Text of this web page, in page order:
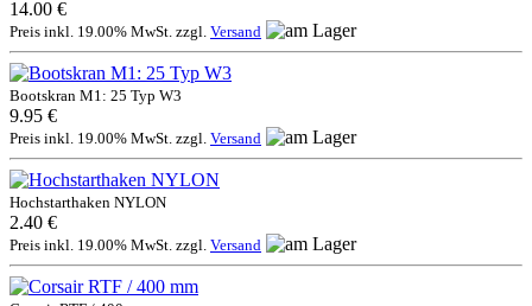
14.00 €
Preis inkl. 19.00% MwSt. zzgl. Versand
Bootskran M1: 25 Typ W3
9.95 €
Preis inkl. 19.00% MwSt. zzgl. Versand
Hochstarthaken NYLON
2.40 €
Preis inkl. 19.00% MwSt. zzgl. Versand